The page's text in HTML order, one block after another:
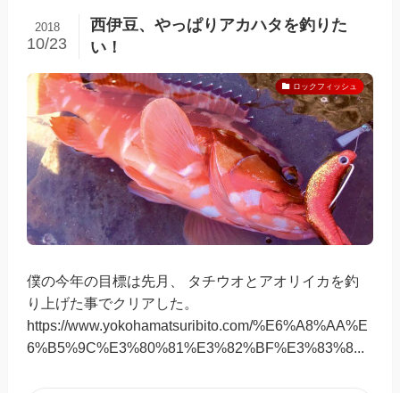
西伊豆、やっぱりアカハタを釣りた
い！
2018
10/23
ロックフィッシュ
僕の今年の目標は先月、 タチウオとアオリイカを釣
り上げた事でクリアした。
https://www.yokohamatsuribito.com/%E6%A8%AA%E
6%B5%9C%E3%80%81%E3%82%BF%E3%83%8...